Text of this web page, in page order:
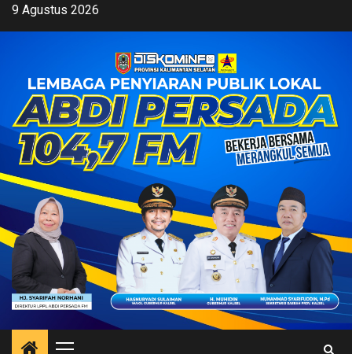
Skip9 Agustus 2026